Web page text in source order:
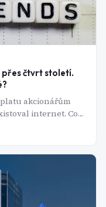
přes čtvrt století.
akcionářům
internet. Co
má slabiny?